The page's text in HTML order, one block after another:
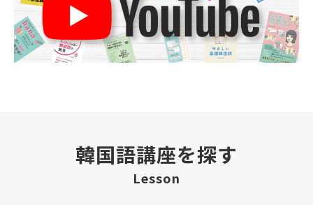
韓国語講座を探す
Lesson